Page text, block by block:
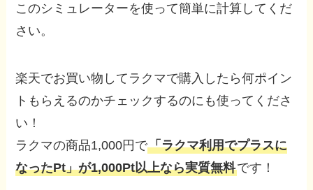
このシミュレーターを使って簡単に計算してくだ
さい。
楽天でお買い物してラクマで購入したら何ポイン
トもらえるのかチェックするのにも使ってくださ
い！
ラクマの商品1,000円で「ラクマ利用でプラスに
なったPt」が1,000Pt以上なら実質無料です！